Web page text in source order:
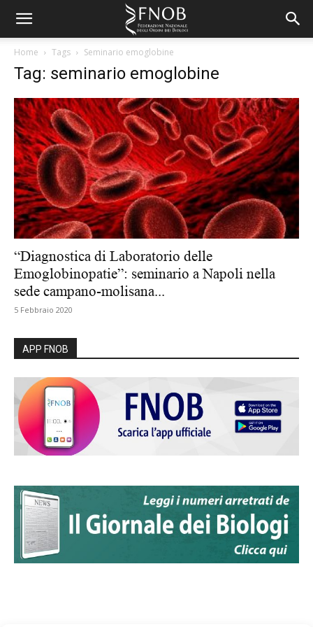
Home Tags Seminario emoglobine
Tag: seminario emoglobine
“Diagnostica di Laboratorio delle
Emoglobinopatie”: seminario a Napoli nella
sede campano-molisana...
5 Febbraio 2020
APP FNOB